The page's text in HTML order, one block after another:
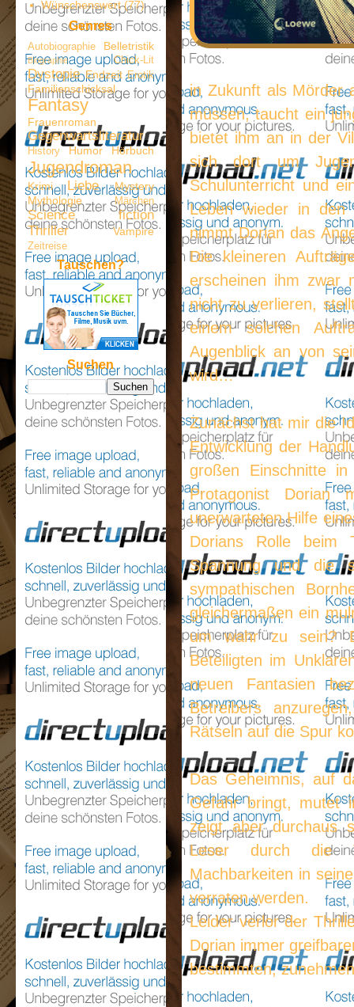
in Zukunft als Mörder
müssen, taucht ein
bietet ihm an in der
sich dort um
Schulunterricht und
Leben wieder in
nimmt Dorian das
Die kleineren
erscheinen ihm zwar
nicht zu verlieren,
einem solchen
Augenblick an von
wird…
Zunächst hat mir die
Entwicklung der
großen Einschnitte
Protagonist Dorian
unerwarteten Hilfe
Dorians Rolle beim
Spannung und die
sympathischen
gleichermaßen ein
um wahr zu sein?
Beteiligten im
neuen Fantasien
Betreibers
Rätseln auf die Spur
Das Geheimnis, auf
Gefahr bringt, mutet
zeigt aber durchaus
Leser durch die
Machbarkeiten in
verraten werden.
Leider verlor der
Dorian immer
bestimmten,
Wünschenswert (77)
Genres
Autobiographie Belletristik
Biographie Chick-Lit
Dystopie Endzeit Erotik
Familienschicksal
Fantasy
Frauenroman
Gegenwartsliteratur
History Humor Hörbuch
Jugendroman
Krimi Liebe
Mystery
Mythologie
Märchen
Science fiction
Thriller
Vampire
Zeitreise
Tauschen?
Suchen